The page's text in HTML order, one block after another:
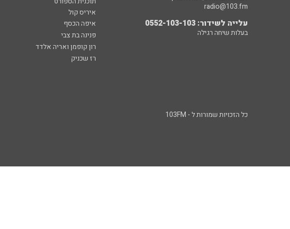
איריס קול
איפה הכסף
פנינה בת צבי
רון קופמן ואריה אלדד
רז שכניק
radio@103.fm
עלייה לשידור: 0552-103-103
בעלות שיחה רגילה
כל הזכויות שמורות ל - 103FM